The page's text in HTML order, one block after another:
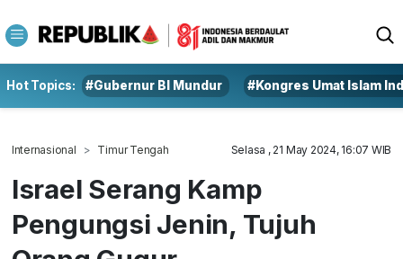
Hot Topics: #Gubernur BI Mundur #Kongres Umat Islam
Internasional Timur Tengah Selasa , 21 May 2024, 16:07 WIB
Israel Serang Kamp
Pengungsi Jenin, Tujuh